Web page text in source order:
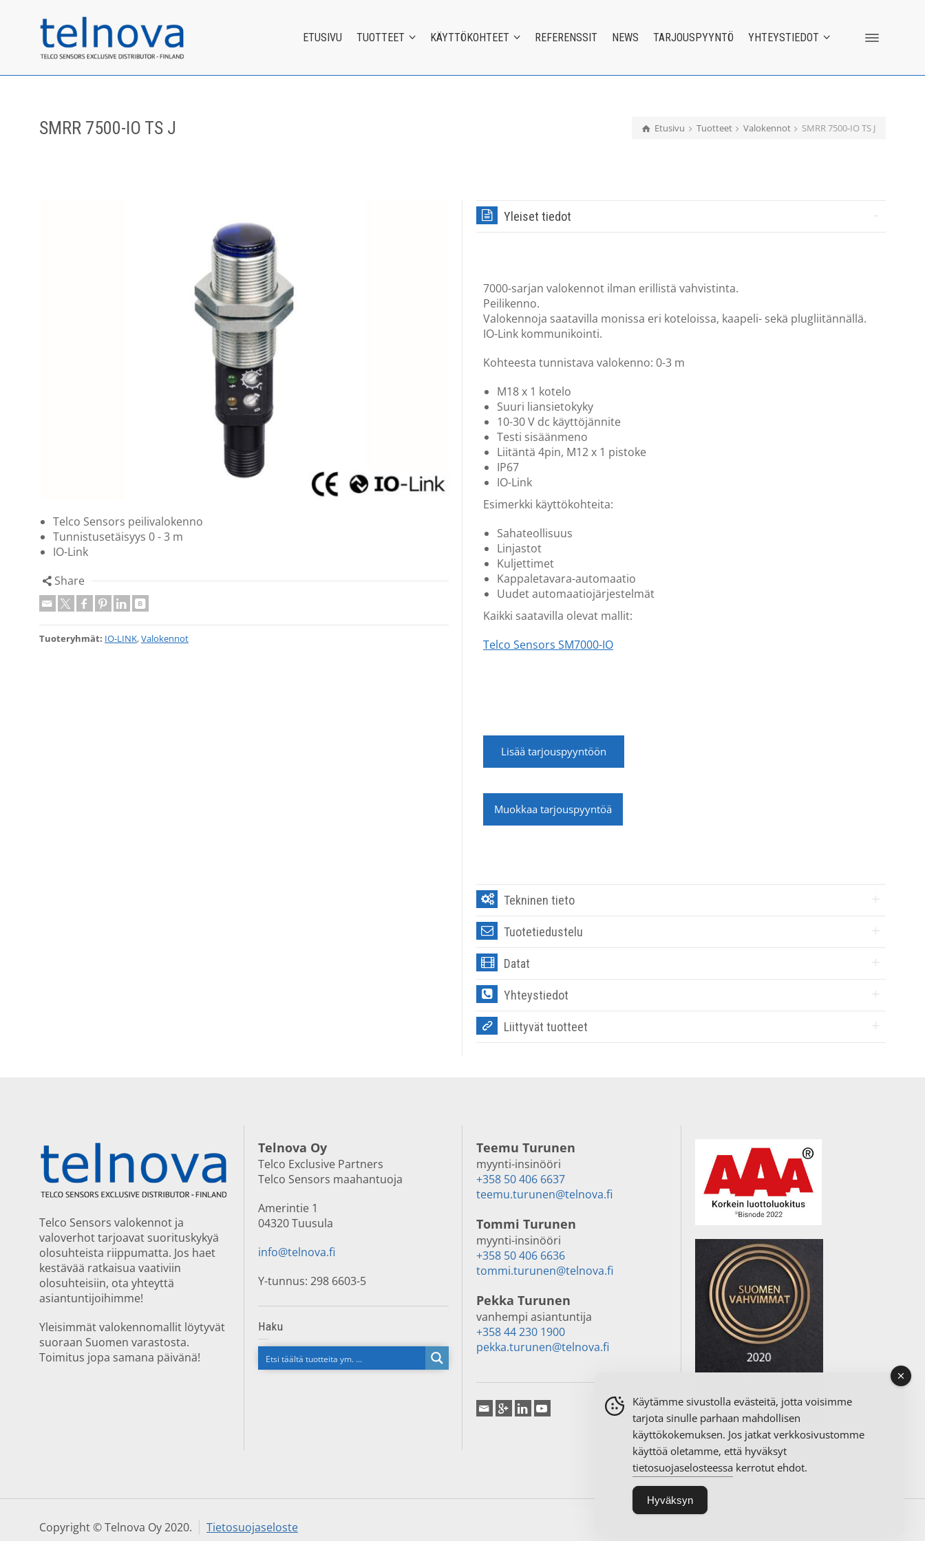
ETUSIVU TUOTTEET KÄYTTÖKOHTEET REFERENSSIT NEWS TARJOUSPYYNTÖ YHTEYSTIEDOT
Etusivu Tuotteet Valokennot SMRR 7500-IO TS J
SMRR 7500-IO TS J
Telco Sensors peilivalokenno
Tunnistusetäisyys 0 - 3 m
IO-Link
Share
Tuoteryhmät: IO-LINK,Valokennot
Yleiset tiedot
7000-sarjan valokennot ilman erillistä vahvistinta.
Peilikenno.
Valokennoja saatavilla monissa eri koteloissa, kaapeli- sekä plugliitännällä.
IO-Link kommunikointi.
Kohteesta tunnistava valokenno: 0-3 m
M18 x 1 kotelo
Suuri liansietokyky
10-30 V dc käyttöjännite
Testi sisäänmeno
Liitäntä 4pin, M12 x 1 pistoke
IP67
IO-Link
Esimerkki käyttökohteita:
Sahateollisuus
Linjastot
Kuljettimet
Kappaletavara-automaatio
Uudet automaatiojärjestelmät
Kaikki saatavilla olevat mallit:
Telco Sensors SM7000-IO
Lisää tarjouspyyntöön
Muokkaa tarjouspyyntöä
Tekninen tieto
Tuotetiedustelu
Datat
Yhteystiedot
Liittyvät tuotteet
Telco Sensors valokennot ja
valoverhot tarjoavat suorituskykyä
olosuhteista riippumatta. Jos haet
kestävää ratkaisua vaativiin
olosuhteisiin, ota yhteyttä
asiantuntijoihimme!
Yleisimmät valokennomallit löytyvät
suoraan Suomen varastosta.
Toimitus jopa samana päivänä!
Telnova Oy
Telco Exclusive Partners
Telco Sensors maahantuoja
Amerintie 1
04320 Tuusula
info@telnova.fi
Y-tunnus: 298 6603-5
Haku
Teemu Turunen
myynti-insinööri
+358 50 406 6637
teemu.turunen@telnova.fi
Tommi Turunen
myynti-insinööri
+358 50 406 6636
tommi.turunen@telnova.fi
Pekka Turunen
vanhempi asiantuntija
+358 44 230 1900
pekka.turunen@telnova.fi
Copyright © Telnova Oy 2020. Tietosuojaseloste
Käytämme sivustolla evästeitä, jotta voisimme
tarjota sinulle parhaan mahdollisen
käyttökokemuksen. Jos jatkat verkkosivustomme
käyttöä oletamme, että hyväksyt
tietosuojaselosteessa kerrotut ehdot.
Hyväksyn